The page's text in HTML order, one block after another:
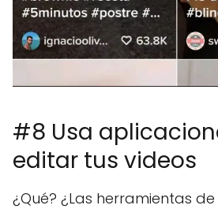
#8 Usa
editar tus videos
¿Qué? ¿Las herramientas